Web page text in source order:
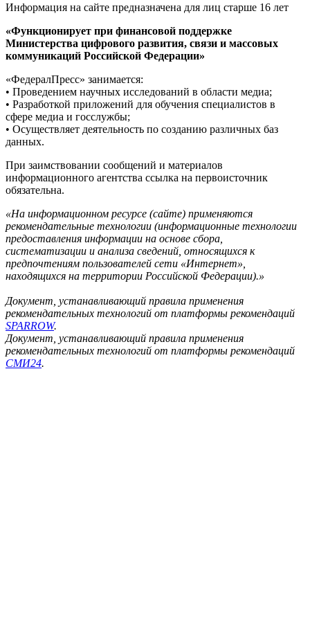
Информация на сайте предназначена для лиц старше 16 лет
«Функционирует при финансовой поддержке
Министерства цифрового развития, связи и массовых
коммуникаций Российской Федерации»
«ФедералПресс» занимается:
• Проведением научных исследований в области медиа;
• Разработкой приложений для обучения специалистов в
сфере медиа и госслужбы;
• Осуществляет деятельность по созданию различных баз
данных.
При заимствовании сообщений и материалов
информационного агентства ссылка на первоисточник
обязательна.
«На информационном ресурсе (сайте) применяются
рекомендательные технологии (информационные технологии
предоставления информации на основе сбора,
систематизации и анализа сведений, относящихся к
предпочтениям пользователей сети «Интернет»,
находящихся на территории Российской Федерации).»
Документ, устанавливающий правила применения
рекомендательных технологий от платформы рекомендаций
SPARROW.
Документ, устанавливающий правила применения
рекомендательных технологий от платформы рекомендаций
СМИ24.